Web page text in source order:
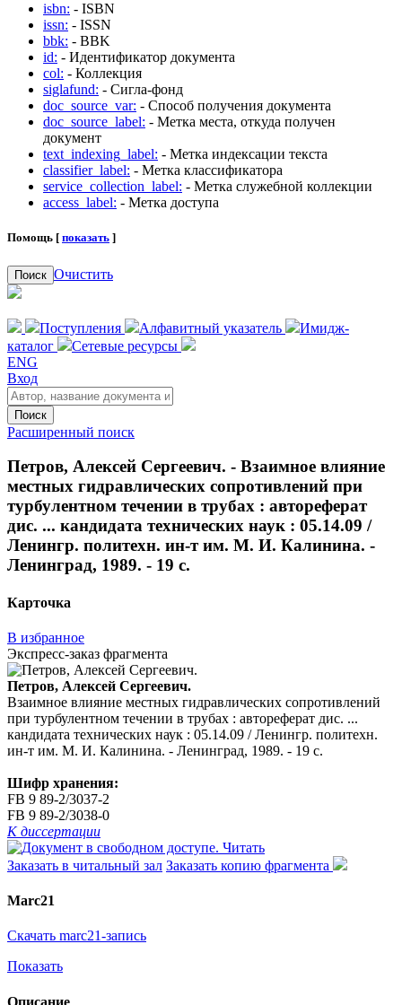
isbn: - ISBN
issn: - ISSN
bbk: - BBK
id: - Идентификатор документа
col: - Коллекция
siglafund: - Сигла-фонд
doc_source_var: - Способ получения документа
doc_source_label: - Метка места, откуда получен
документ
text_indexing_label: - Метка индексации текста
classifier_label: - Метка классификатора
service_collection_label: - Метка служебной коллекции
access_label: - Метка доступа
Помощь [ показать ]
Поиск Очистить
Поступления Алфавитный указатель
Имидж-
каталог
Сетевые ресурсы
ENG
Вход
Поиск
Расширенный поиск
Петров, Алексей Сергеевич. - Взаимное влияние
местных гидравлических сопротивлений при
турбулентном течении в трубах : автореферат
дис. ... кандидата технических наук : 05.14.09 /
Ленингр. политехн. ин-т им. М. И. Калинина. -
Ленинград, 1989. - 19 с.
Карточка
В избранное
Экспресс-заказ фрагмента
Петров, Алексей Сергеевич.
Взаимное влияние местных гидравлических сопротивлений
при турбулентном течении в трубах : автореферат дис. ...
кандидата технических наук : 05.14.09 / Ленингр. политехн.
ин-т им. М. И. Калинина. - Ленинград, 1989. - 19 с.
Шифр хранения:
FB 9 89-2/3037-2
FB 9 89-2/3038-0
К диссертации
Читать
Заказать в читальный зал Заказать копию фрагмента
Marc21
Скачать marc21-запись
Показать
Описание